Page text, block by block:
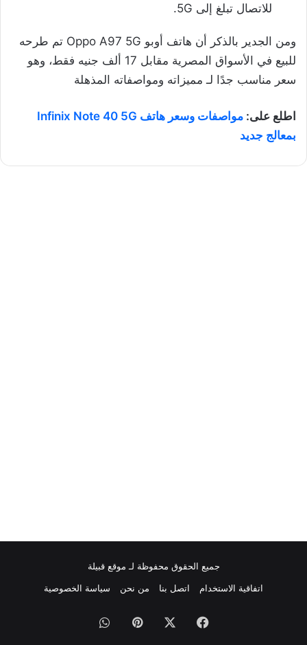
للاتصال تبلغ إلى 5G.
ومن الجدير بالذكر أن هاتف أوبو Oppo A97 5G تم طرحه
للبيع في الأسواق المصرية مقابل 17 ألف جنيه فقط، وهو
سعر مناسب جدًا لـ مميزاته ومواصفاته المذهلة
اطلع على:
مواصفات وسعر هاتف Infinix Note 40 5G
بمعالج جديد
جميع الحقوق محفوظة لـ موقع قبيلة
اتفاقية الاستخدام
اتصل بنا من نحن سياسة الخصوصية
فيسبوك بينتيريستواتساب